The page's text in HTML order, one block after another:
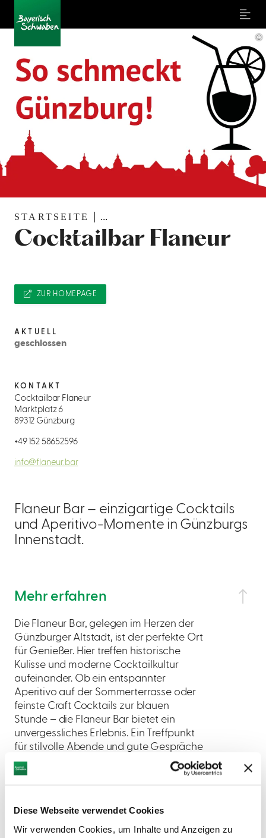
Diese Webseite verwendet Cookies
Wir verwenden Cookies, um Inhalte und Anzeigen zu
Menu
STARTSEITE ...
Cocktailbar Flaneur
©
Flaneur Bar – einzigartige Cocktails
und Aperitivo-Momente in Günzburgs
Innenstadt.
Mehr erfahren
Die Flaneur Bar, gelegen im Herzen der
Günzburger Altstadt, ist der perfekte Ort
für Genießer. Hier treffen historische
Kulisse und moderne Cocktailkultur
aufeinander. Ob ein entspannter
Aperitivo auf der Sommerterrasse oder
feinste Craft Cocktails zur blauen
Stunde – die Flaneur Bar bietet ein
unvergessliches Erlebnis. Ein Treffpunkt
für stilvolle Abende und gute Gespräche
am Tresen.
Öffnungszeiten
ZUR HOMEPAGE
AKTUELL
geschlossen
KONTAKT
Cocktailbar Flaneur
Marktplatz 6
89312 Günzburg
+49 152 58652596
info@flaneur.bar